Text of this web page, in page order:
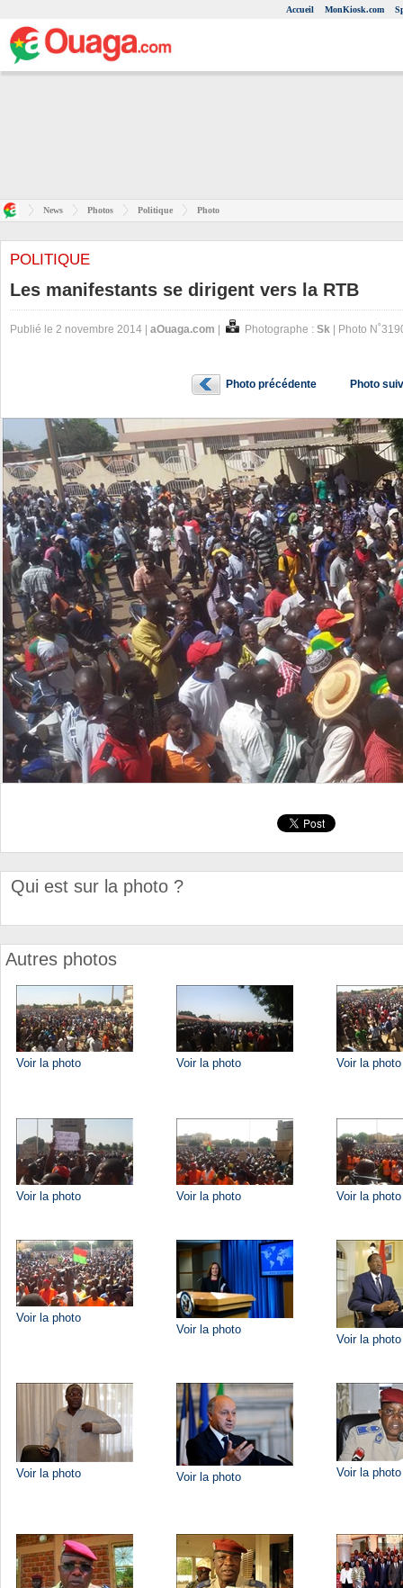
Accueil MonKiosk.com
News Photos Politique Photo
POLITIQUE
Les manifestants se dirigent vers la RTB
Publié le 2 novembre 2014 | aOuaga.com Photographe : Sk | Photo
Photo précédente Photo
Qui est sur la photo ?
Autres photos
Voir la photo Voir la photo Voir la photo
Voir la photo Voir la photo Voir la photo
Voir la photo
Voir la photo
Voir la photo
Voir la photo Voir la photo Voir la photo